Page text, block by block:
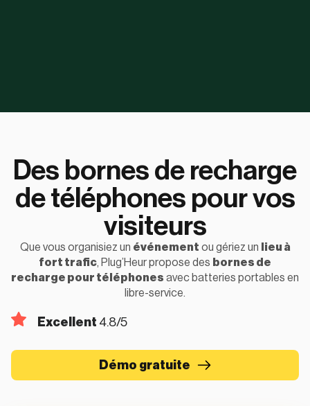
Des bornes de recharge
de téléphones pour vos
visiteurs
Que vous organisiez un événement ou gériez un
lieu à
fort trafic, Plug’Heur propose des bornes de
recharge pour téléphones avec batteries portables en
libre-service.
Excellent 4.8/5
Démo gratuite